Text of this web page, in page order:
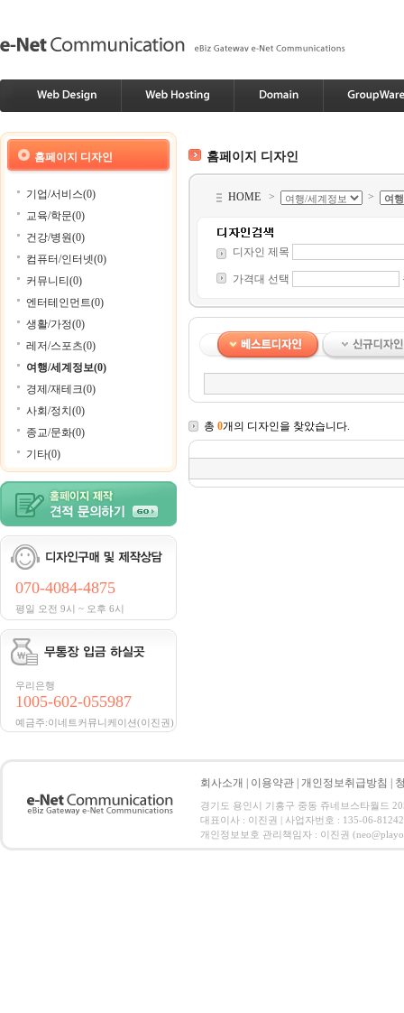
홈페이지 디자인
기업/서비스(0)
교육/학문(0)
건강/병원(0)
컴퓨터/인터넷(0)
커뮤니티(0)
엔터테인먼트(0)
생활/가정(0)
레저/스포츠(0)
여행/세계정보(0)
경제/재테크(0)
사회/정치(0)
종교/문화(0)
기타(0)
070-4084-4875
평일 오전 9시 ~ 오후 6시
우리은행
1005-602-055987
예금주:이네트커뮤니케이션(이진권)
홈페이지 디자인
HOME > >
디자인 제목
가격대 선택
총 0개의 디자인을 찾았습니다.
회사소개 이용약관 개인정보취급방침
경기도 용인시 기흥구 중동 쥬네브스타월드
대표이사 : 이진권 | 사업자번호 : 135-06-
개인정보보호 관리책임자 : 이진권